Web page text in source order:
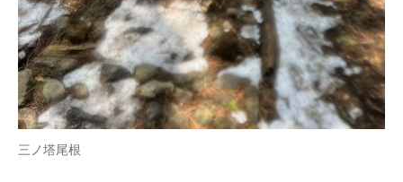
三ノ塔尾根